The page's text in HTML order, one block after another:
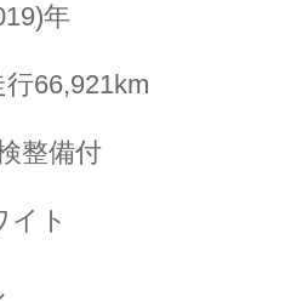
年
66,921km
整備付
イト